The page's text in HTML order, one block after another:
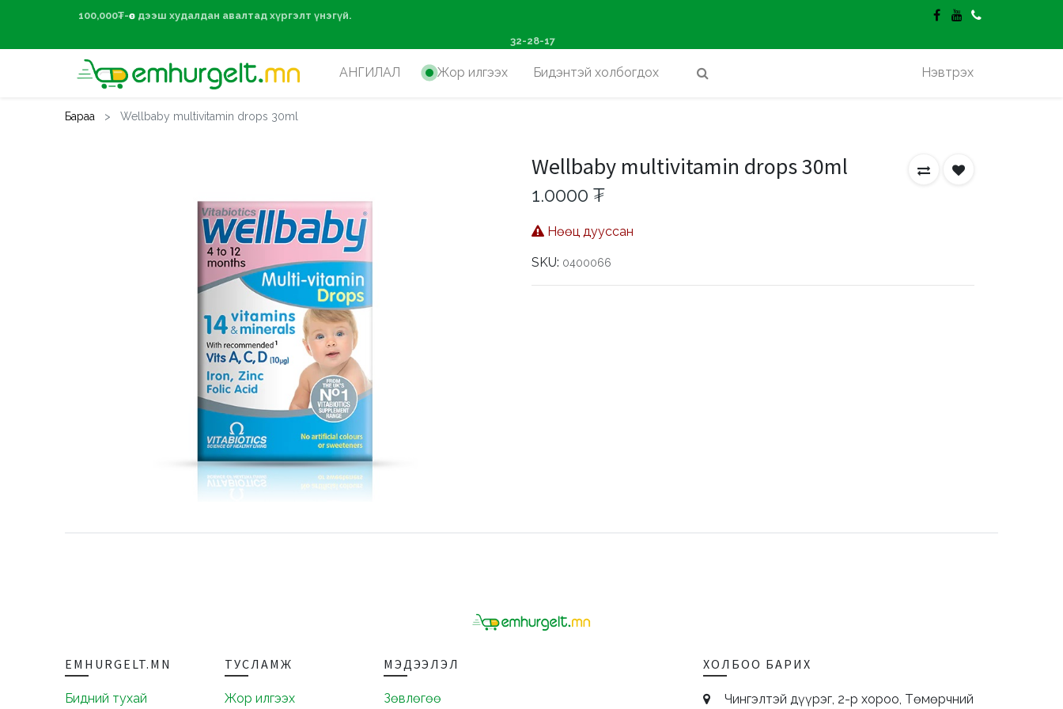
100,000₮-өөс дээш худалдан авалтад хүргэлт үнэгүй.
32-28-17
АНГИЛАЛ Жор илгээх Бидэнтэй холбогдох Нэвтрэх
Бараа Wellbaby multivitamin drops 30ml
Wellbaby multivitamin drops 30ml
1.0000 ₮
Нөөц дууссан
SKU: 0400066
EMHURGELT.MN
Бидний тухай
ТУСЛАМЖ
Жор илгээх
МЭДЭЭЛЭЛ
Зөвлөгөө
ХОЛБОО БАРИХ
Чингэлтэй дүүрэг, 2-р хороо, Төмөрчний